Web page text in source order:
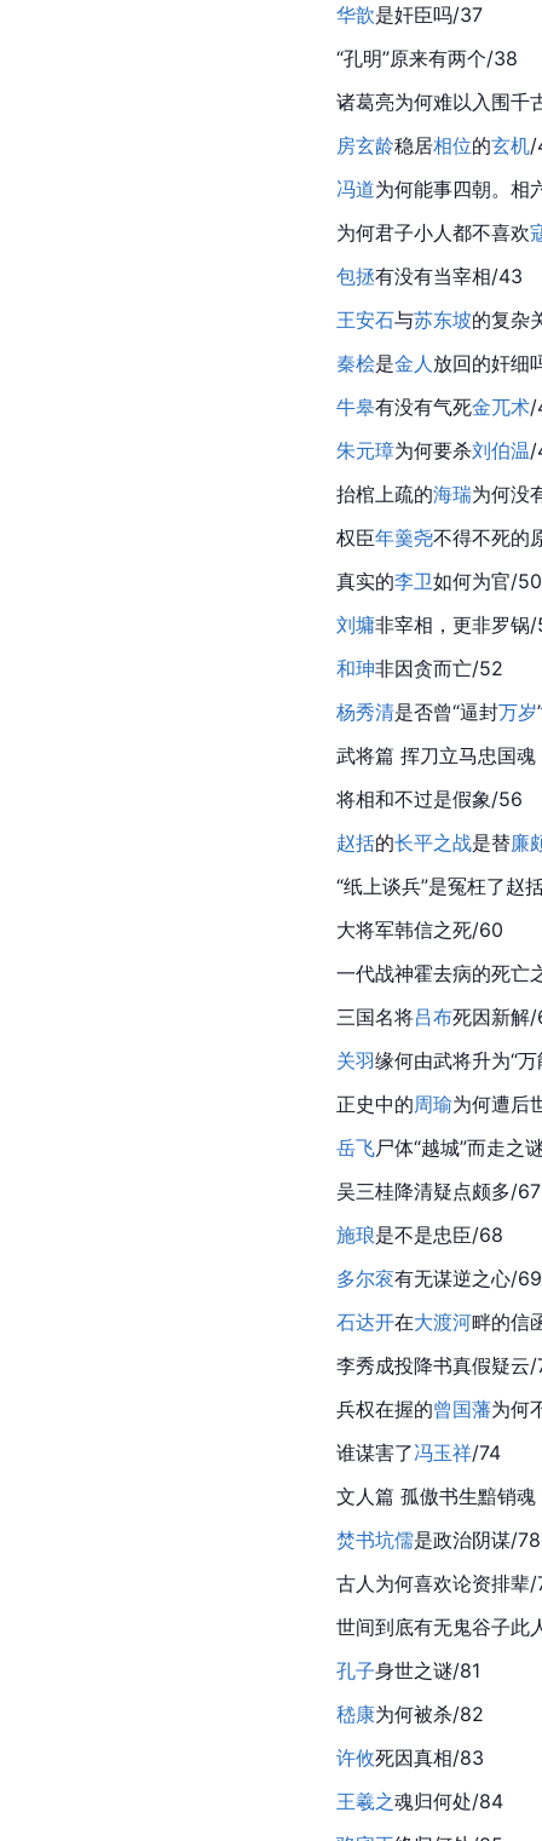
华歆是奸臣吗/37
“孔明”原来有两个/38
诸葛亮为何难以入围千
房玄龄稳居相位的玄机/
冯道为何能事四朝。相
为何君子小人都不喜欢
包拯有没有当宰相/43
王安石与苏东坡的复杂
秦桧是金人 放回的奸细
牛皋有没有气死金兀术/
朱元璋为何要杀刘伯温/
抬棺上疏的海瑞为何没
权臣年羹尧不得不死的
真实的李卫如何为官/50
刘墉非宰相，更非罗锅/
和珅非因贪而亡/52
杨秀清是否曾“逼封万岁
武将篇 挥刀立马忠国魂
将相和不过是假象/56
赵括的长平之战是替廉
“纸上谈兵”是冤枉了赵
大将军韩信之死/60
一代战神霍去病的死亡
三国名将吕布死因新解
关羽缘何由武将升为“
正史中的周瑜为何遭后
岳飞尸体“越城”而走之
吴三桂降清疑点颇多/67
施琅是不是忠臣/68
多尔衮有无谋逆之心/69
石达开在大渡河畔的信
李秀成投降书真假疑云
兵权在握的曾国藩为何
谁谋害了冯玉祥/74
文人篇 孤傲书生黯销魂
焚书坑儒是政治阴谋/78
古人为何喜欢论资排辈
世间到底有无鬼谷子此
孔子身世之谜/81
嵇康为何被杀/82
许攸死因真相/83
王羲之魂归何处/84